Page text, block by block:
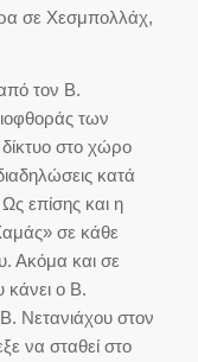
σε Χεσμπολλάχ,
τον Β.
των
στο χώρο
κατά
Ως επίσης και η
σε κάθε
Ακόμα και σε
κάνει ο Β.
Νετανιάχου στον
να σταθεί στο